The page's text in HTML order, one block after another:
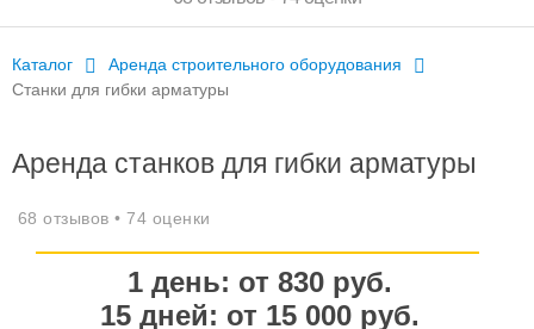
Каталог
Аренда строительного оборудования
Станки для гибки арматуры
Аренда станков для гибки арматуры
68 отзывов • 74 оценки
1 день: от830 руб.
15 дней: от 15 000 руб.